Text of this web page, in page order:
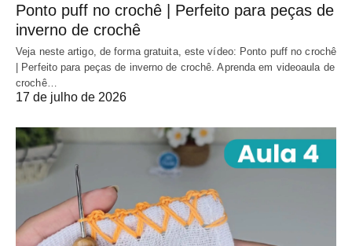
Ponto puff no crochê | Perfeito para peças de
inverno de crochê
Veja neste artigo, de forma gratuita, este vídeo: Ponto puff no crochê
| Perfeito para peças de inverno de crochê. Aprenda em videoaula de
crochê…
17 de julho de 2026